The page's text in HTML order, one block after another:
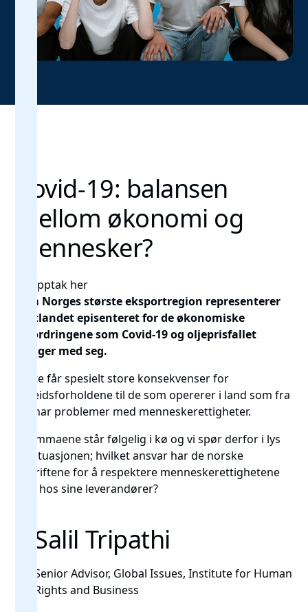
Covid-19: balansen
mellom økonomi og
mennesker?
Se opptak her
Som Norges største eksportregion representerer
Vestlandet episenteret for de økonomiske
utfordringene som Covid-19 og oljeprisfallet
bringer med seg.
Dette får spesielt store konsekvenser for
arbeidsforholdene til de som opererer i land som fra
før har problemer med menneskerettigheter.
Dilemmaene står følgelig i kø og vi spør derfor i lys
av situasjonen; hvilket ansvar har de norske
bedriftene for å respektere menneskerettighetene
inkl. hos sine leverandører?
Salil Tripathi
Senior Advisor, Global Issues, Institute for Human
Rights and Business